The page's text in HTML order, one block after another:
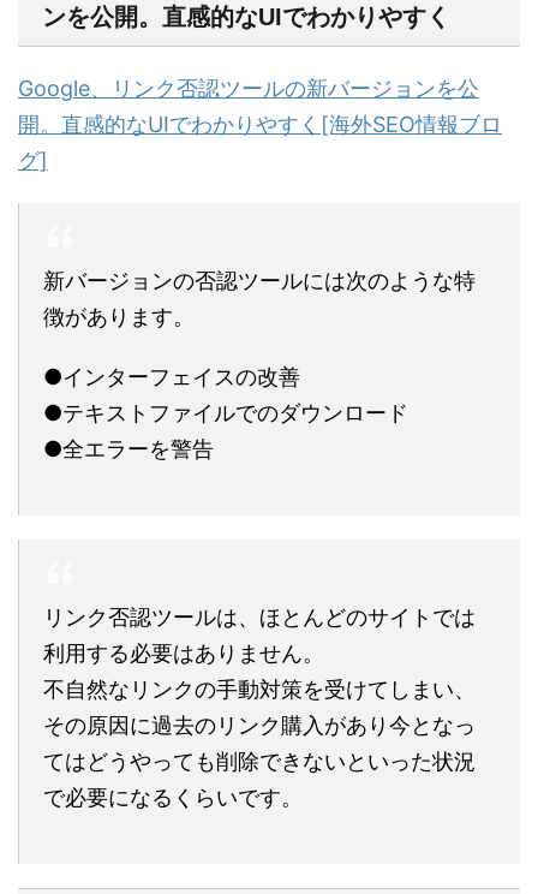
ンを公開。直感的なUIでわかりやすく
Google、リンク否認ツールの新バージョンを公
開。直感的なUIでわかりやすく[海外SEO情報ブロ
グ]
新バージョンの否認ツールには次のような特
徴があります。
●インターフェイスの改善
●テキストファイルでのダウンロード
●全エラーを警告
リンク否認ツールは、ほとんどのサイトでは
利用する必要はありません。
不自然なリンクの手動対策を受けてしまい、
その原因に過去のリンク購入があり今となっ
てはどうやっても削除できないといった状況
で必要になるくらいです。